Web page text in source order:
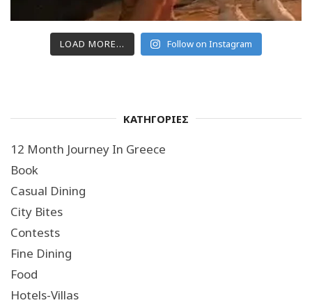
LOAD MORE... Follow on Instagram
ΚΑΤΗΓΟΡΙΕΣ
12 Month Journey In Greece
Book
Casual Dining
City Bites
Contests
Fine Dining
Food
Hotels-Villas